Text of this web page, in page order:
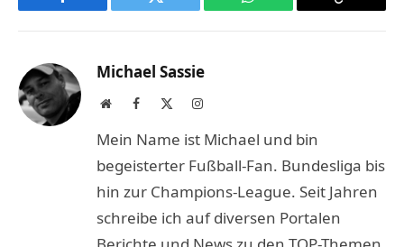
Facebook Twitter WhatsApp
Copy
Michael Sassie
WebsiteFacebook Instagram
Mein Name ist Michael und bin
begeisterter Fußball-Fan. Bundesliga bis
hin zur Champions-League. Seit Jahren
schreibe ich auf diversen Portalen